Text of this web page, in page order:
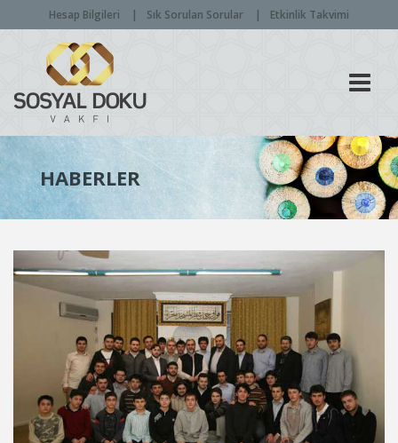
Hesap Bilgileri Sık Sorulan Sorular Etkinlik Takvimi
HABERLER